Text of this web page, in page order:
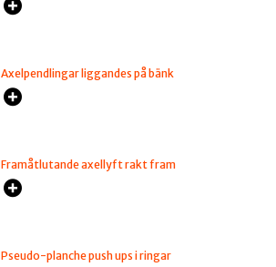
Axelpendlingar liggandes på bänk
Framåtlutande axellyft rakt fram
Pseudo-planche push ups i ringar